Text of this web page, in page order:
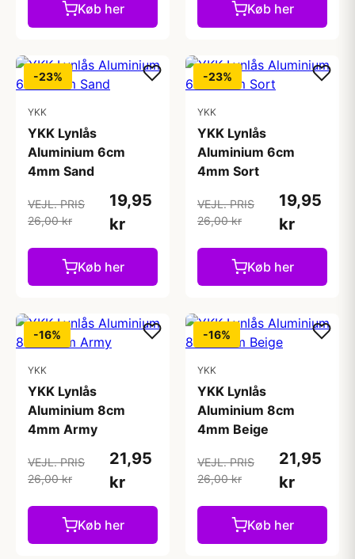
Køb her Køb her
-23%
YKK
YKK Lynlås
Aluminium 6cm
4mm Sand
VEJL. PRIS
26,00 kr
19,95
kr
Køb her
-23%
YKK
YKK Lynlås
Aluminium 6cm
4mm Sort
VEJL. PRIS
26,00 kr
19,95
kr
Køb her
-16%
YKK
YKK Lynlås
Aluminium 8cm
4mm Army
VEJL. PRIS
26,00 kr
21,95
kr
Køb her
-16%
YKK
YKK Lynlås
Aluminium 8cm
4mm Beige
VEJL. PRIS
26,00 kr
21,95
kr
Køb her